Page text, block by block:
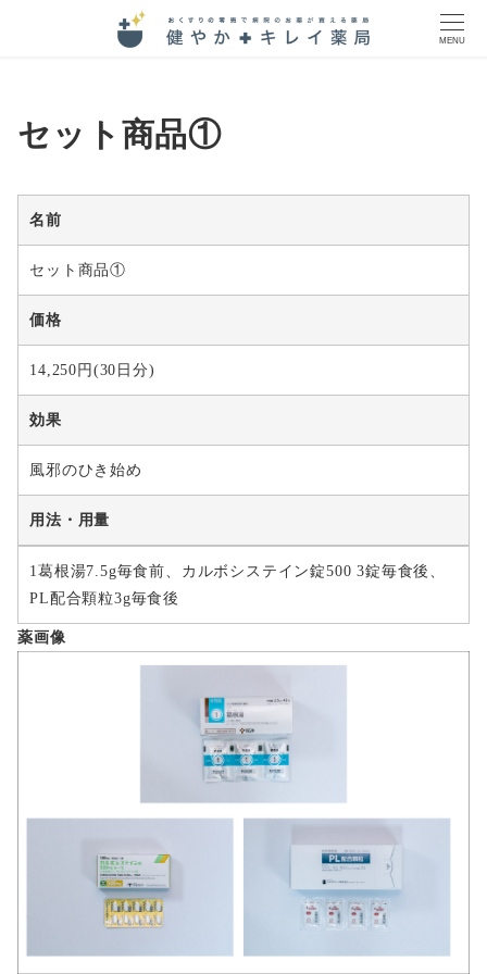
MENU
セット商品①
名前
セット商品①
価格
14,250円(30日分)
効果
風邪のひき始め
用法・用量
1葛根湯7.5g毎食前、カルボシステイン錠500 3錠毎食後、
PL配合顆粒3g毎食後
薬画像